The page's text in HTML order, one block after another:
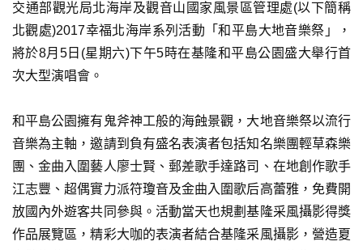
交通部觀光局北海岸及觀音山國家風景區管理處(以下簡稱
北觀處)2017幸福北海岸系列活動「和平島大地音樂祭」，
將於8月5日(星期六)下午5時在基隆和平島公園盛大舉行首
次大型演唱會。
和平島公園擁有鬼斧神工般的海蝕景觀，大地音樂祭以流行
音樂為主軸，邀請到負有盛名表演者包括知名樂團輕草森樂
團、金曲入圍藝人廖士賢、郵差歌手達路司、在地創作歌手
江志豐、超偶實力派符瓊音及金曲入圍歌后高蕾雅，免費開
放國內外遊客共同參與。活動當天也規劃基隆采風攝影得獎
作品展覽區，精彩大咖的表演者結合基隆采風攝影，營造夏